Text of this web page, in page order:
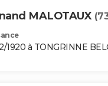
MALOTAUX
1920 à TONGRINNE